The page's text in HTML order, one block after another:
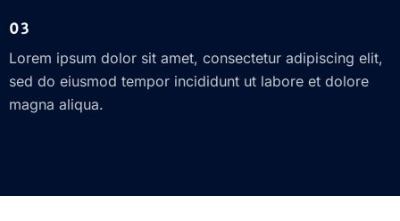
03
Lorem ipsum dolor sit amet, consectetur adipiscing elit,
sed do eiusmod tempor incididunt ut labore et dolore
magna aliqua.